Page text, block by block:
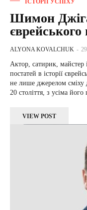
Шимон
єврейського
ALYONA KOVALCHUK -
Актор, сатирик, майстер
постатей в історії
не лише джерелом сміху
20 століття, з усіма
VIEW POST